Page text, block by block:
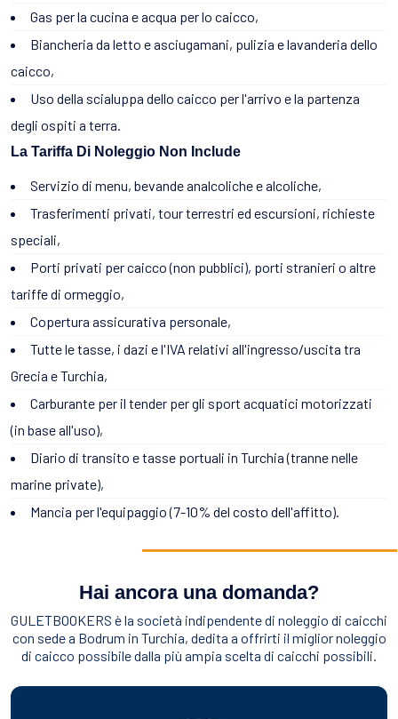
Gas per la cucina e acqua per lo caicco,
Biancheria da letto e asciugamani, pulizia e lavanderia dello
caicco,
Uso della scialuppa dello caicco per l'arrivo e la partenza
degli ospiti a terra.
La Tariffa Di Noleggio Non Include
Servizio di menu, bevande analcoliche e alcoliche,
Trasferimenti privati, tour terrestri ed escursioni, richieste
speciali,
Porti privati per caicco (non pubblici), porti stranieri o altre
tariffe di ormeggio,
Copertura assicurativa personale,
Tutte le tasse, i dazi e l'IVA relativi all'ingresso/uscita tra
Grecia e Turchia,
Carburante per il tender per gli sport acquatici motorizzati
(in base all'uso),
Diario di transito e tasse portuali in Turchia (tranne nelle
marine private),
Mancia per l'equipaggio (7-10% del costo dell'affitto).
Hai ancora una domanda?
GULETBOOKERS è la società indipendente di noleggio di caicchi
con sede a Bodrum in Turchia, dedita a offrirti il miglior noleggio
di caicco possibile dalla più ampia scelta di caicchi possibili.